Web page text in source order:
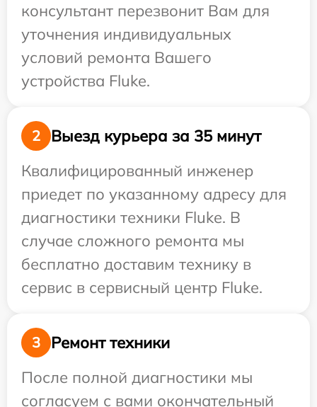
консультант перезвонит Вам для
уточнения индивидуальных
условий ремонта Вашего
устройства Fluke.
2
Выезд курьера за 35 минут
Квалифицированный инженер
приедет по указанному адресу для
диагностики техники Fluke. В
случае сложного ремонта мы
бесплатно доставим технику в
сервис в сервисный центр Fluke.
3
Ремонт техники
После полной диагностики мы
согласуем с вами окончательный